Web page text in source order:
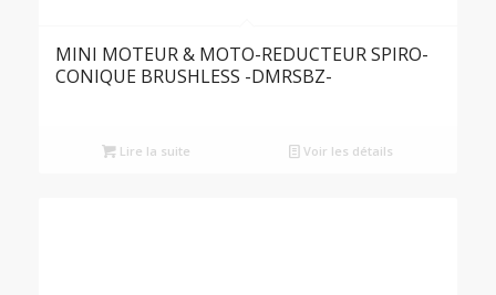
MINI MOTEUR & MOTO-REDUCTEUR SPIRO-
CONIQUE BRUSHLESS -DMRSBZ-
Lire la suite Voir les détails